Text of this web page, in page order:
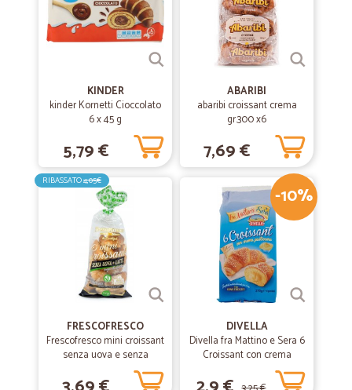
KINDER
kinder Kornetti Cioccolato
6 x 45 g
5,79 €
ABARIBI
abaribi croissant crema
gr.300 x6
7,69 €
RIBASSATO4,05€
FRESCOFRESCO
Frescofresco mini croissant
senza uova e senza
lattosio gr.250
-10%
DIVELLA
Divella fra Mattino e Sera 6
Croissant con crema
pasticcera 270 gr.